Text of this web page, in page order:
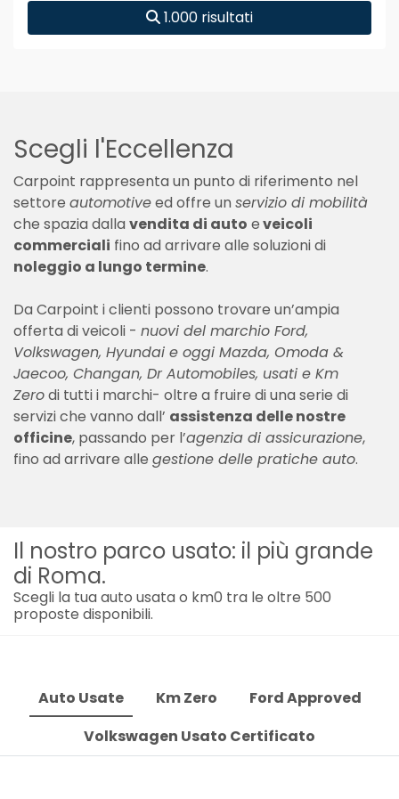
1.000 risultati
Scegli l'Eccellenza
Carpoint rappresenta un punto di riferimento nel
settore automotiveed offre un servizio di mobilità
che spazia dalla vendita di auto eveicoli
commerciali fino ad arrivare alle soluzioni di
noleggio a lungo termine.
Da Carpoint i clienti possono trovare un’ampia
offerta di veicoli - nuovi del marchio Ford,
Volkswagen, Hyundai e oggi Mazda, Omoda &
Jaecoo, Changan, Dr Automobiles, usati e Km
Zerodi tutti i marchi- oltre a fruire di una serie di
servizi che vanno dall’ assistenza delle nostre
officine, passando per l’agenzia di assicurazione,
fino ad arrivare alle gestione delle pratiche auto.
Il nostro parco usato: il più grande
di Roma.
Scegli la tua auto usata o km0 tra le oltre 500
proposte disponibili.
Auto Usate Km Zero
Ford Approved
Volkswagen Usato Certificato